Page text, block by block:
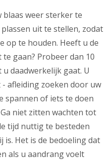
weer sterker te
uit te stellen, zodat
op te houden. Heeft u de
gaan? Probeer dan 10
daadwerkelijk gaat. U
afleiding zoeken door uw
spannen of iets te doen
niet zitten wachten tot
tijd nuttig te besteden
Het is de bedoeling dat
als u aandrang voelt